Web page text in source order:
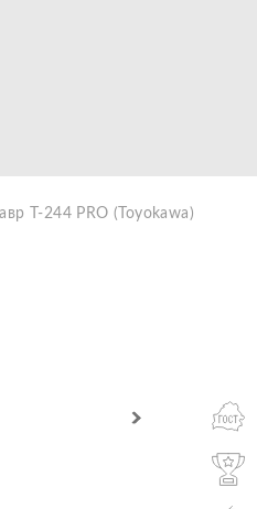
Т-244 PRO (Toyokawa)